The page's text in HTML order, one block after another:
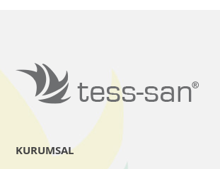
KURUMSAL